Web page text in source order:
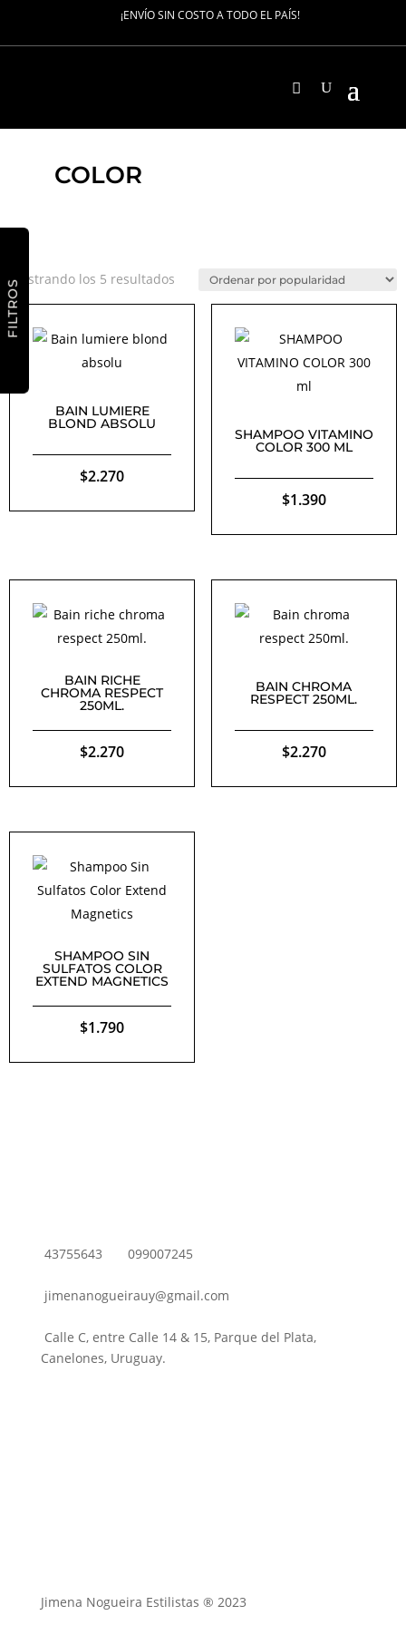
¡ENVÍO SIN COSTO A TODO EL PAÍS!
FILTROS
COLOR
Mostrando los 5 resultados Ordenado
BAIN LUMIERE
BLOND ABSOLU
$2.270
SHAMPOO VITAMINO
COLOR 300 ML
$1.390
BAIN RICHE
CHROMA RESPECT
250ML.
$2.270
BAIN CHROMA
RESPECT 250ML.
$2.270
SHAMPOO SIN
SULFATOS COLOR
EXTEND MAGNETICS
$1.790
43755643 099007245
jimenanogueirauy@gmail.com
Calle C, entre Calle 14 & 15, Parque del Plata,
Canelones, Uruguay.
Jimena Nogueira Estilistas ® 2023